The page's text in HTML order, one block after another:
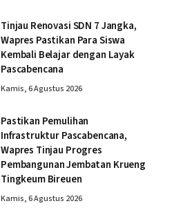
Tinjau Renovasi SDN 7 Jangka,
Wapres Pastikan Para Siswa
Kembali Belajar dengan Layak
Pascabencana
Kamis, 6 Agustus 2026
Pastikan Pemulihan
Infrastruktur Pascabencana,
Wapres Tinjau Progres
Pembangunan Jembatan Krueng
Tingkeum Bireuen
Kamis, 6 Agustus 2026